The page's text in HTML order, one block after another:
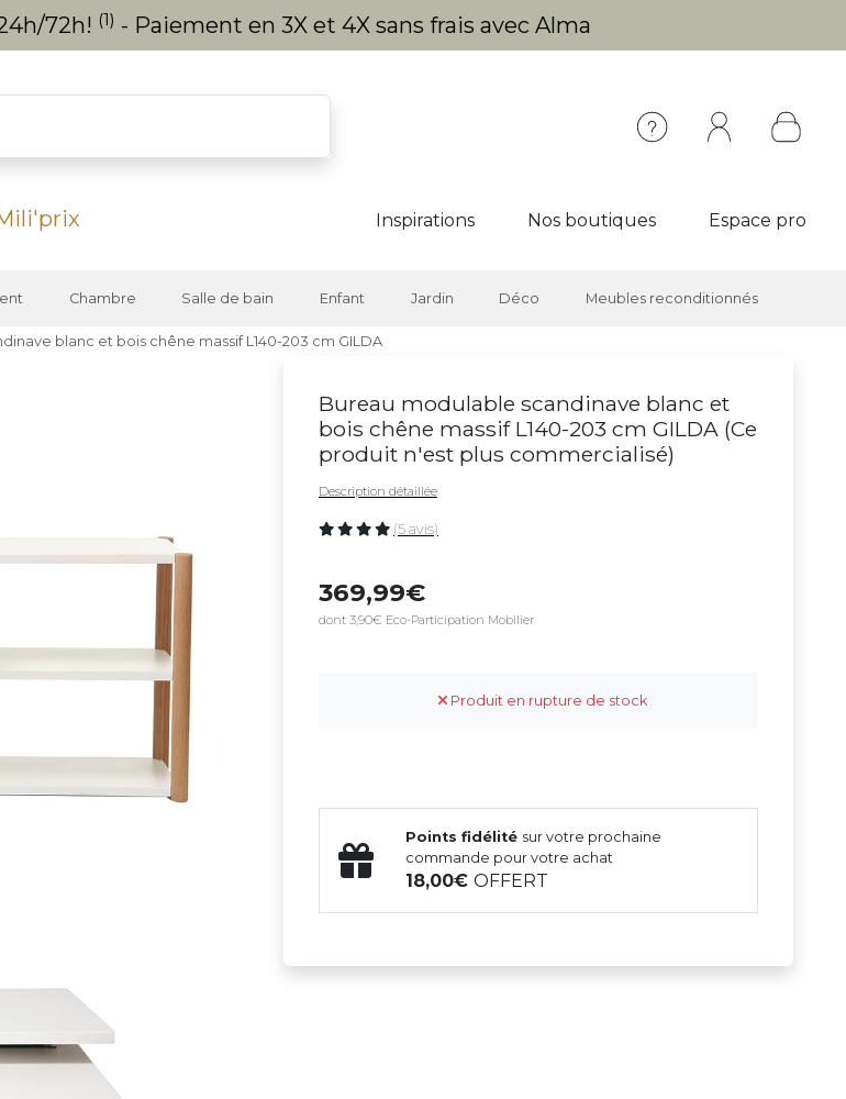
72h! (1) - Paiement en 3X et 4X sans frais avec Alma
Inspirations Nos boutiques Espace pro
Chambre Salle de bain Enfant Jardin Déco Meubles reconditionnés
blanc et bois chêne massif L140-203 cm GILDA
Bureau modulable scandinave blanc et
bois chêne massif L140-203 cm GILDA (Ce
produit n'est plus commercialisé)
Description détaillée
(5 avis)
369,99
dont 3,90€ Eco-Participation Mobilier
Produit en rupture de stock
Points fidélité sur votre prochaine
commande pour votre achat
18,00OFFERT